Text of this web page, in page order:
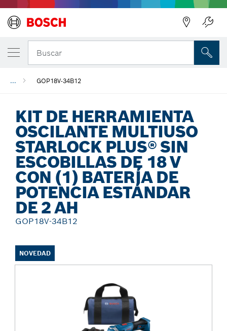
Buscar
... GOP18V-34B12
NOVEDAD
KIT DE HERRAMIENTA
OSCILANTE MULTIUSO
STARLOCK PLUS® SIN
ESCOBILLAS DE 18 V
CON (1) BATERÍA DE
POTENCIA ESTÁNDAR
DE 2 AH
GOP18V-34B12